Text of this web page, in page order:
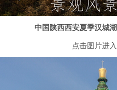
中国陕西西安夏季汉城
点击图片进